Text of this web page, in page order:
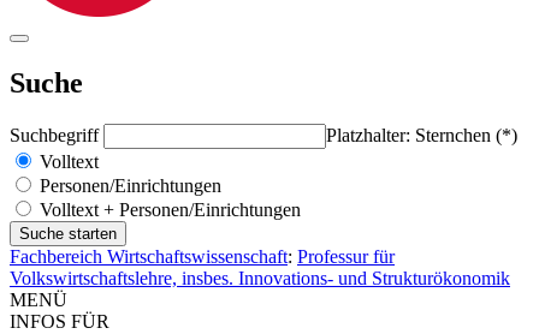
Suche
Suchbegriff
Platzhalter: Sternchen (*)
Volltext
Personen/Einrichtungen
Volltext + Personen/Einrichtungen
Fachbereich Wirtschaftswissenschaft: Professur für
Volkswirtschaftslehre, insbes. Innovations- und Strukturökonomik
MENÜ
INFOS FÜR